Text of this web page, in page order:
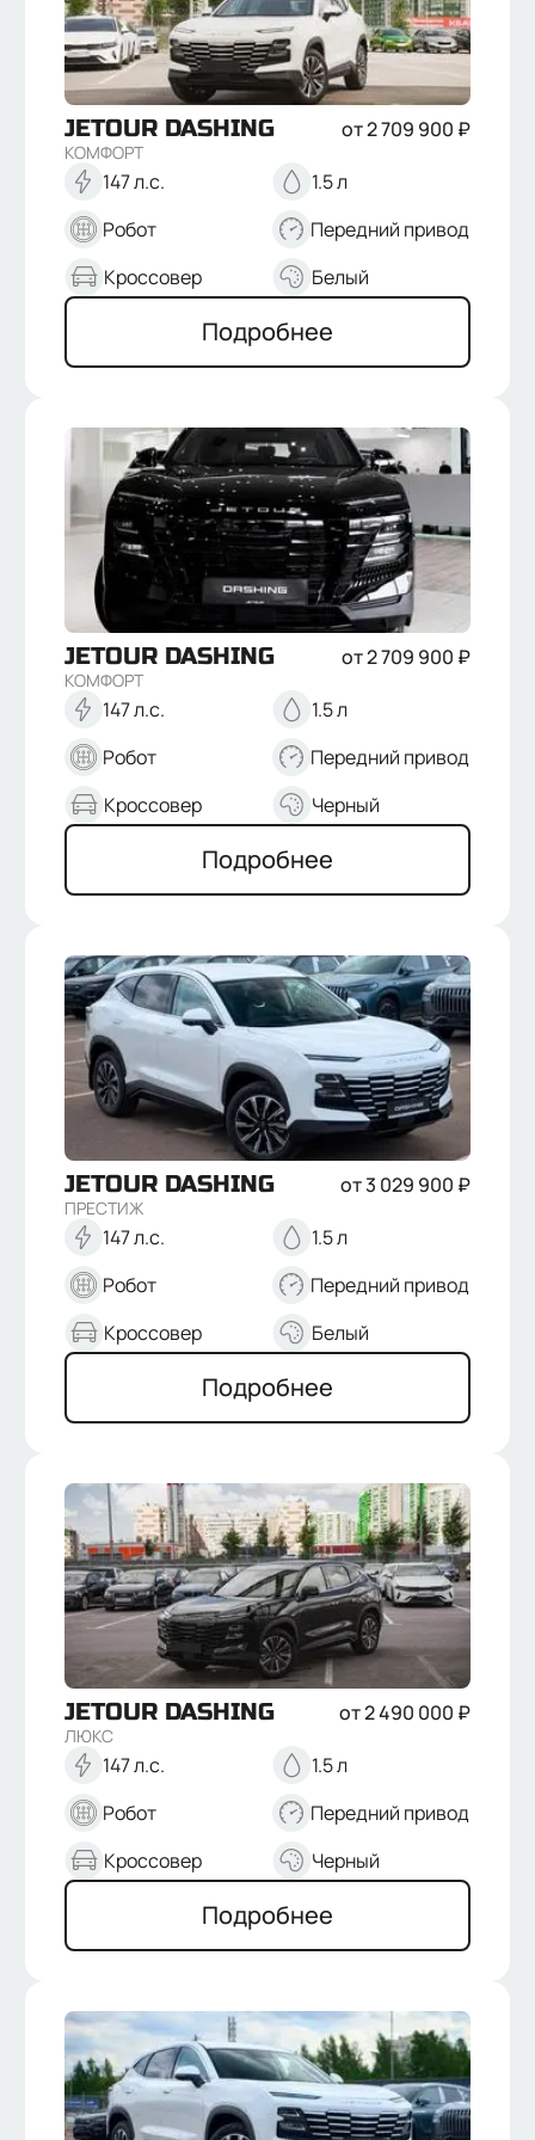
JETOUR DASHING от2 709 900 ₽
КОМФОРТ
147 л.с.
1.5 л
Робот
Передний привод
Кроссовер
Белый
Подробнее
JETOUR DASHING от2 709 900 ₽
КОМФОРТ
147 л.с.
1.5 л
Робот
Передний привод
Кроссовер
Черный
Подробнее
JETOUR DASHING от3 029 900 ₽
ПРЕСТИЖ
147 л.с.
1.5 л
Робот
Передний привод
Кроссовер
Белый
Подробнее
JETOUR DASHING от2 490 000 ₽
ЛЮКС
147 л.с.
1.5 л
Робот
Передний привод
Кроссовер
Черный
Подробнее